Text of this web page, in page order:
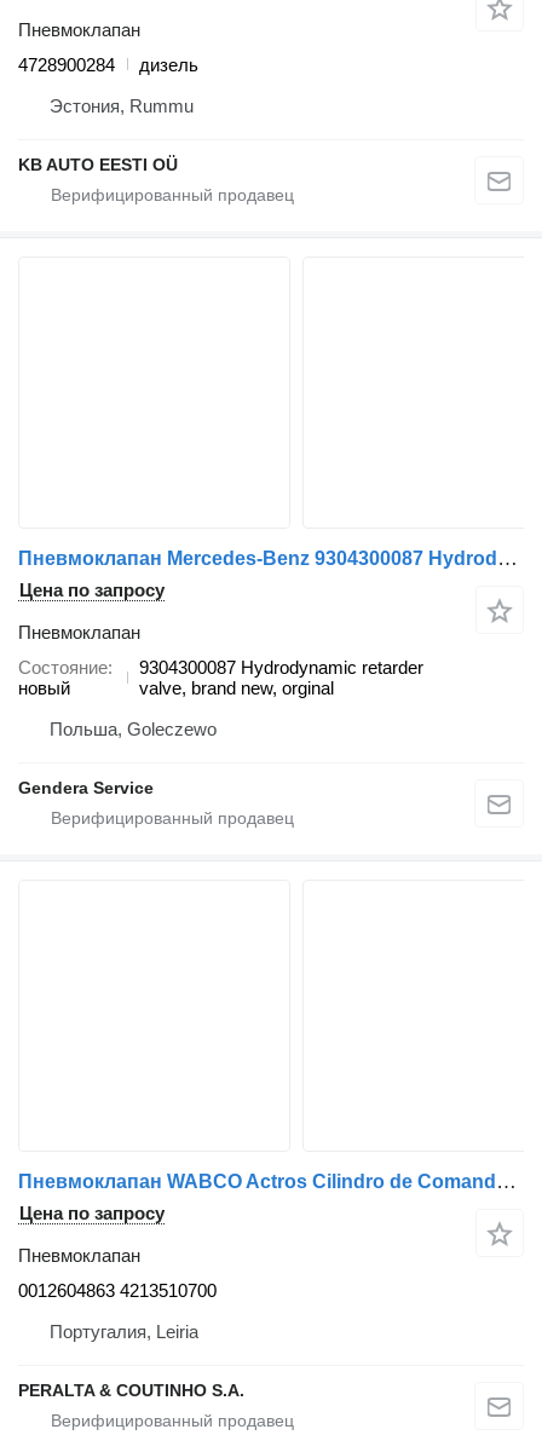
Пневмоклапан
4728900284
дизель
Эстония, Rummu
KB AUTO EESTI OÜ
Пневмоклапан Mercedes-Benz 9304300087 Hydrodynamic для грузовика Mercedes-Benz Actros MP2 MP3
Цена по запросу
Пневмоклапан
Состояние
новый
9304300087 Hydrodynamic retarder
valve, brand new, orginal
Польша, Goleczewo
Gendera Service
Пневмоклапан WABCO Actros Cilindro de Comando Marcha 3 posições Caixa Veloc. AMT 0012604863 для грузовика Mercedes-Benz Actros
Цена по запросу
Пневмоклапан
0012604863 4213510700
Португалия, Leiria
PERALTA & COUTINHO S.A.